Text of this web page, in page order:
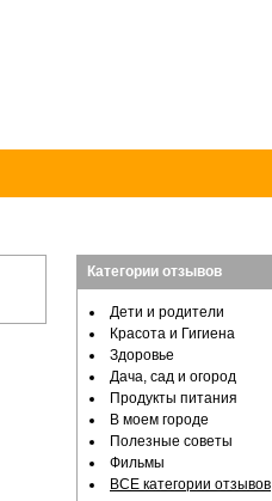
Категории отзывов
Дети и родители
Красота и Гигиена
Здоровье
Дача, сад и огород
Продукты питания
В моем городе
Полезные советы
Фильмы
ВСЕ категории отзывов